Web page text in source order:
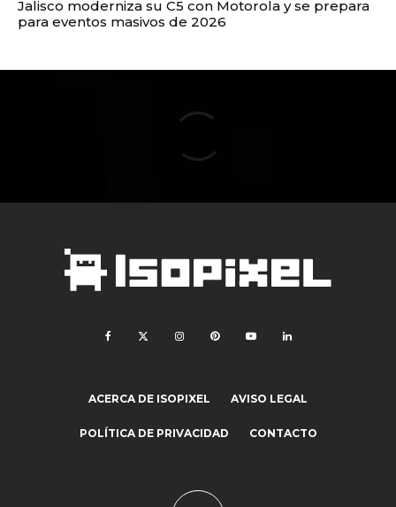
Jalisco moderniza su C5 con Motorola y se prepara
para eventos masivos de 2026
ACERCA DE ISOPIXEL AVISO LEGAL
POLÍTICA DE PRIVACIDAD CONTACTO